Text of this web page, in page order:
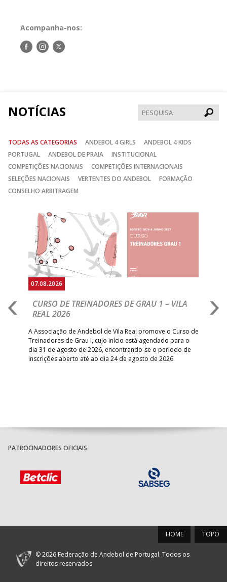
Acompanha-nos:
Siga-Siga-Siga-
NOTÍCIAS
TODAS AS CATEGORIAS ANDEBOL 4 GIRLS
ANDEBOL 4 KIDS
PORTUGAL
ANDEBOL DE PRAIA
INSTITUCIONAL
COMPETIÇÕES NACIONAIS
COMPETIÇÕES INTERNACIONAIS
SELEÇÕES NACIONAIS
VERTENTES DO ANDEBOL
FORMAÇÃO
CONSELHO ARBITRAGEM
07.08.2026
CURSO DE TREINADORES DE GRAU 1 – VILA
REAL 2026
A Associação de Andebol de Vila Real promove o Curso de
Treinadores de Grau I, cujo início está agendado para o
dia 31 de agosto de 2026, encontrando-se o período de
inscrições aberto até ao dia 24 de agosto de 2026.
Anterior
PATROCINADORES OFICIAIS
TOPO
HOME
© 2026 Federação de Andebol de Portugal. Todos os
direitos reservados.